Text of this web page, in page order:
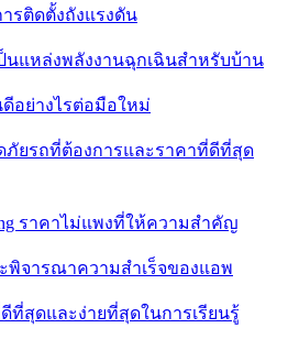
รติดตั้งถังแรงดัน
นแหล่งพลังงานฉุกเฉินสำหรับบ้าน
อย่างไรต่อมือใหม่
ภัยรถที่ต้องการและราคาที่ดีที่สุด
ราคาไม่แพงที่ให้ความสำคัญ
พิจารณาความสำเร็จของแอพ
ที่สุดและง่ายที่สุดในการเรียนรู้